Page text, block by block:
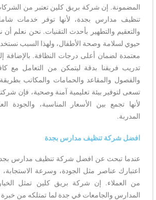
المضمونة. إن شركة بريق كلين تعتبر من
تنظيف مدارس بجدة، لأنها توفر خدمات
والتعقيم والتطهير بأحدث التقنيات. نحن نعلم
حيوي لسلامة وصحة الأطفال، ولهذا السبب
معتمدة لضمان أعلى درجات النظافة. بالإضافة
تدريب فريقنا بدقة ليتمكن من التعامل مع
والفصول والمقاعد والحمامات والمكاتب
تسعى لتوفير بيئة تعليمية آمنة وصحية، فإن
لأنها تجمع بين الأسعار المناسبة، والجودة
المدربة.
افضل شركة تنظيف مدارس بجدة
عندما تبحث عن افضل شركة تنظيف مدارس
اعتبارك عناصر مثل الجودة، وسرعة الاستجابة،
من العملاء. إن شركة بريق كلين تمثل
المدارس والجامعات في جدة لما تمتلكه من خبرة